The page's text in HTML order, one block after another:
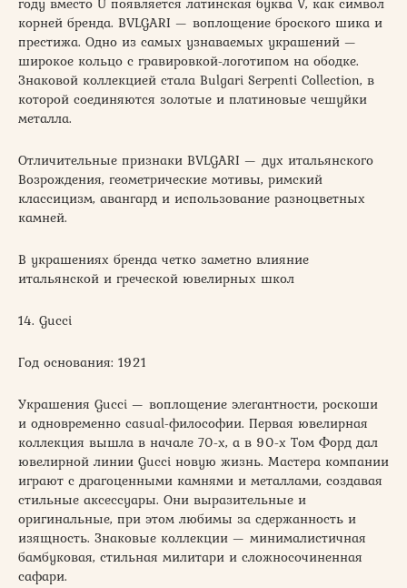
корней бренда. BVLGARI — воплощение броского шика и
престижа. Одно из самых узнаваемых украшений —
широкое кольцо с гравировкой-логотипом на ободке.
Знаковой коллекцией стала Bulgari Serpenti Collection, в
которой соединяются золотые и платиновые чешуйки
металла.
Отличительные признаки BVLGARI — дух итальянского
Возрождения, геометрические мотивы, римский
классицизм, авангард и использование разноцветных
камней.
В украшениях бренда четко заметно влияние
итальянской и греческой ювелирных школ
14. Gucci
Год основания: 1921
Украшения Gucci — воплощение элегантности, роскоши
и одновременно casual-философии. Первая ювелирная
коллекция вышла в начале 70-х, а в 90-х Том Форд дал
ювелирной линии Gucci новую жизнь. Мастера компании
играют с драгоценными камнями и металлами, создавая
стильные аксессуары. Они выразительные и
оригинальные, при этом любимы за сдержанность и
изящность. Знаковые коллекции — минималистичная
бамбуковая, стильная милитари и сложносочиненная
сафари.